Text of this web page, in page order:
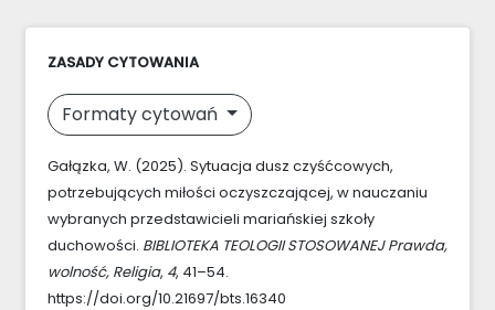
ZASADY CYTOWANIA
Formaty cytowań
Gałązka, W. (2025). Sytuacja dusz czyśćcowych,
potrzebujących miłości oczyszczającej, w nauczaniu
wybranych przedstawicieli mariańskiej szkoły
duchowości. BIBLIOTEKA TEOLOGII STOSOWANEJ Prawda,
wolność, Religia, 4, 41–54.
https://doi.org/10.21697/bts.16340